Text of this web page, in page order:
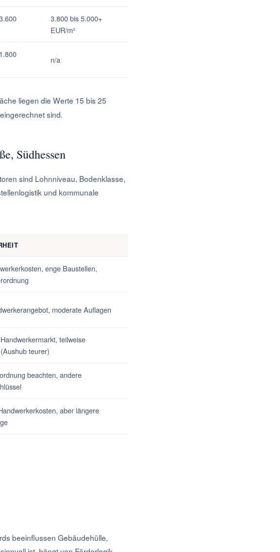
3.800 bis 5.000+
EUR/m²
n/a
liegen die Werte 15 bis 25
sind.
Südhessen
sind Lohnniveau, Bodenklasse,
und kommunale
enge Baustellen,
moderate Auflagen
teilweise
teurer)
beachten, andere
aber längere
beeinflussen Gebäudehülle,